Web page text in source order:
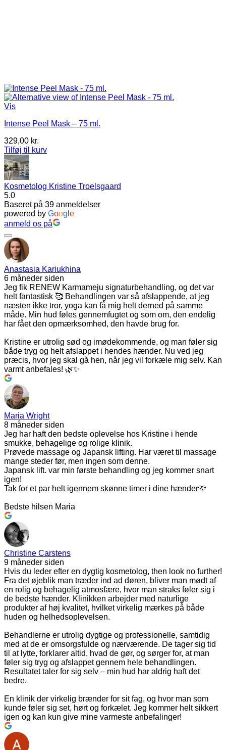
Vis
Intense Peel Mask – 75 ml.
329,00 kr.
Tilføj til kurv
Kosmetolog Kristine Troelsgaard
5.0
Baseret på 39 anmeldelser
powered by Goog e
anmeld os på
Anastasia Kariukhina
6 måneder siden
Jeg fik RENEW Karmameju signaturbehandling, og det var
helt fantastisk 🥰 Behandlingen var så afslappende, at jeg
næsten ikke tror, yoga kan få mig helt derned på samme
måde. Min hud føles gennemfugtet og som om, den endelig
har fået den opmærksomhed, den havde brug for.
Kristine er utrolig sød og imødekommende, og man føler sig
både tryg og helt afslappet i hendes hænder. Nu ved jeg
præcis, hvor jeg skal gå hen, når jeg vil forkæle mig selv. Kan
varmt anbefales! 🌿✨
Maria Wright
8 måneder siden
Jeg har haft den bedste oplevelse hos Kristine i hende
smukke, behagelige og rolige klinik.
Prøvede massage og Japansk lifting. Har været til massage
mange steder før, men ingen som denne.
Japansk lift. var min første behandling og jeg kommer snart
igen!
Tak for et par helt igennem skønne timer i dine hænder🩷
Bedste hilsen Maria
Christine Carstens
9 måneder siden
Hvis du leder efter en dygtig kosmetolog, then look no further!
Fra det øjeblik man træder ind ad døren, bliver man mødt af
en rolig og behagelig atmosfære, hvor man straks føler sig i
de bedste hænder. Klinikken arbejder med naturlige
produkter af høj kvalitet, hvilket virkelig mærkes på både
huden og helhedsoplevelsen.
Behandlerne er utrolig dygtige og professionelle, samtidig
med at de er omsorgsfulde og nærværende. De tager sig tid
til at lytte, forklarer altid, hvad de gør, og sørger for, at man
føler sig tryg og afslappet gennem hele behandlingen.
Resultatet taler for sig selv – min hud har aldrig haft det
bedre.
En klinik der virkelig brænder for sit fag, og hvor man som
kunde føler sig set, hørt og forkælet. Jeg kommer helt sikkert
igen og kan kun give mine varmeste anbefalinger!